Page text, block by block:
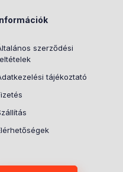
szerződési
tájékoztató